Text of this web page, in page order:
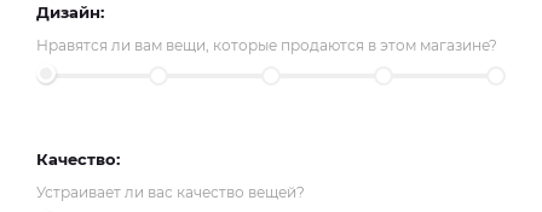
Дизайн:
Нравятся ли вам вещи, которые продаются в этом магазине?
Качество:
Устраивает ли вас качество вещей?